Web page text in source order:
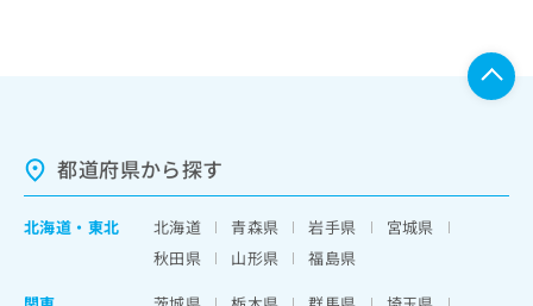
都道府県から探す
北海道 ・ 東北 北海道 青森県 岩手県
宮城県
秋田県
山形県
福島県